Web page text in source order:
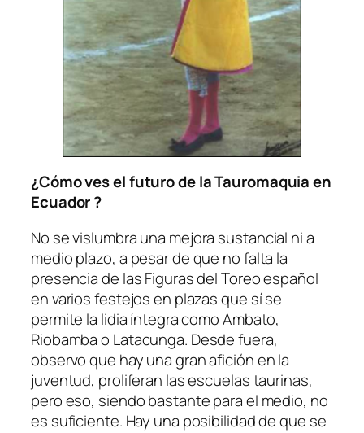
¿Cómo ves el futuro de la Tauromaquia en
Ecuador ?
No se vislumbra una mejora sustancial ni a
medio plazo, a pesar de que no falta la
presencia de las Figuras del Toreo español
en varios festejos en plazas que sí se
permite la lidia íntegra como Ambato,
Riobamba o Latacunga. Desde fuera,
observo que hay una gran afición en la
juventud, proliferan las escuelas taurinas,
pero eso, siendo bastante para el medio, no
es suficiente. Hay una posibilidad de que se